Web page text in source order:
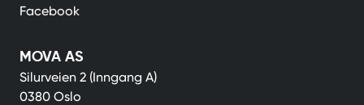
Facebook
MOVA AS
Silurveien 2 (Inngang A)
0380 Oslo